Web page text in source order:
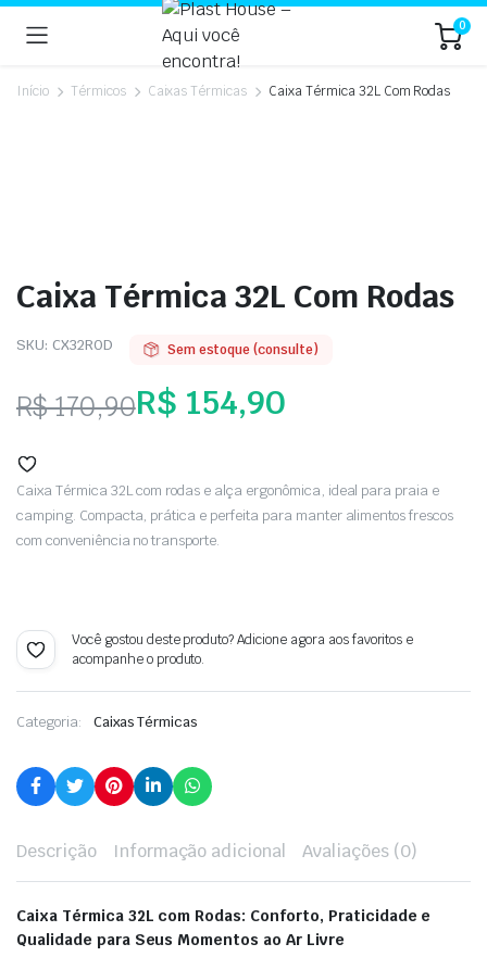
0
Início Térmicos Caixas Térmicas Caixa Térmica 32L Com Rodas
Caixa Térmica 32L Com Rodas
SKU: CX32ROD Sem estoque (consulte)
R$170,90R$ 154,90
Caixa Térmica 32L com rodas e alça ergonômica, ideal para praia e
camping. Compacta, prática e perfeita para manter alimentos frescos
com conveniência no transporte.
Você gostou deste produto? Adicione agora aos favoritos e
acompanhe o produto.
Categoria: Caixas Térmicas
Descrição Informação adicional Avaliações (0)
Caixa Térmica 32L com Rodas: Conforto, Praticidade e
Qualidade para Seus Momentos ao Ar Livre